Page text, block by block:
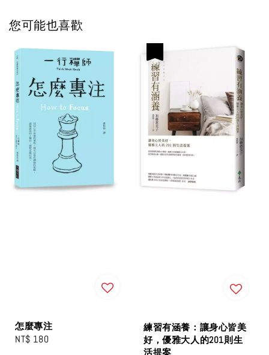
您可能也喜歡
怎麼專注
Regular
NT$ 180
練習有涵養：讓身心皆美
好，優雅大人的201則生
活提案